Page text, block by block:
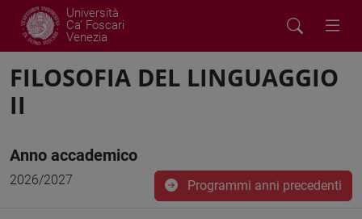
Università
Ca' Foscari
Venezia
FILOSOFIA DEL LINGUAGGIO
II
Anno accademico
2026/2027 Programmi anni precedenti